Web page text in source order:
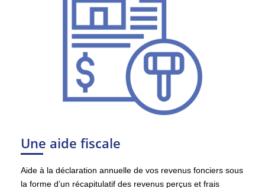
Une aide fiscale
Aide à la déclaration annuelle de vos revenus fonciers sous
la forme d’un récapitulatif des revenus perçus et frais